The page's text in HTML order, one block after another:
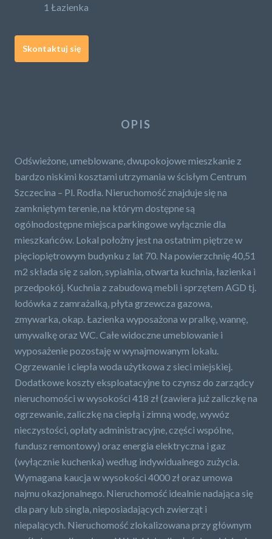
1 Łazienka
Skontaktuj się
OPIS
Odświeżone, umeblowane, dwupokojowe mieszkanie z
bardzo niskimi kosztami utrzymania w ścisłym Centrum
Szczecina – Pl. Rodła. Nieruchomość znajduje się na
zamkniętym terenie, na którym dostępne są
ogólnodostępne miejsca parkingowe wyłącznie dla
mieszkańców. Lokal położny jest na ostatnim piętrze w
pięciopiętrowym budynku z lat 70. Na powierzchnię 40,51
m2 składa się z salon, sypialnia, otwarta kuchnia, łazienka i
przedpokój. Kuchnia z zabudową mebli i sprzętem AGD tj.
lodówka z zamrażalką, płyta grzewcza gazowa,
zmywarka, okap. Łazienka wyposażona w pralkę, wannę,
umywalkę oraz WC. Całe widoczne umeblowanie i
wyposażenie pozostaję w wynajmowanym lokalu.
Ogrzewanie i ciepła woda użytkowa z sieci miejskiej.
Dodatkowe koszty eksploatacyjne to czynsz do zarządcy
nieruchomości w wysokości 418 zł (zawiera już zaliczkę na
ogrzewanie, zaliczkę na ciepłą i zimną wodę, wywóz
nieczystości, opłaty administracyjne, części wspólne,
fundusz remontowy) oraz energia elektryczna i gaz
(wyłącznie kuchenka) według indywidualnego zużycia.
Wymagana kaucja w wysokości 4000 zł oraz umowa
najmu okazjonalnego. Nieruchomość idealnie nadająca się
dla pary lub singla, nieposiadających zwierząt i
niepalących. Nieruchomość zlokalizowana przy głównym